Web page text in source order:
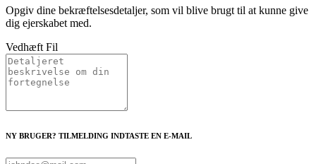
Opgiv dine bekræftelsesdetaljer, som vil blive brugt til at kunne give
dig ejerskabet med.
Vedhæft Fil
NY BRUGER? TILMELDING INDTASTE EN E-MAIL